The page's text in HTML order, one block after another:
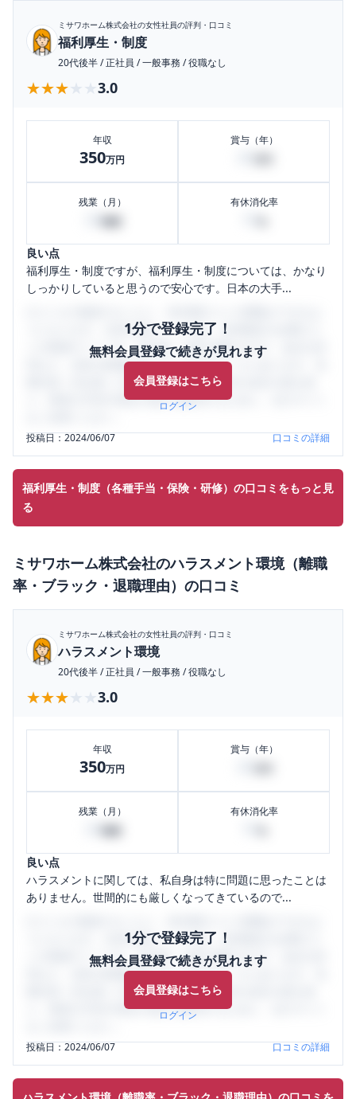
ミサワホーム株式会社の女性社員の評判・口コミ
福利厚生・制度
20代後半/正社員 /一般事務 /役職なし
★★★★★
★★★★★ 3.0
年収
350万円
賞与（年）
残業（月） 有休消化率
良い点
福利厚生・制度ですが、福利厚生・制度については、かなり
しっかりしていると思うので安心です。日本の大手...
1分で登録完了！
無料会員登録で続きが見れます
会員登録はこちら
ログイン
うになります。SHEHUB(シーハブ)は、女性限定の企業口コ
ミの投稿サイトです。給与面・女性の働きやすさ・会社の評
判など、女性の転職は気にすべき点がたくさんあります。先
輩社員（元社員）の口コミを通して、本当の会社の姿を知
り、将来の不安や現在の悩みを解消するために、ぜひサイト
投稿日：2024/06/07 口コミの詳細
福利厚生・制度（各種手当・保険・研修）の口コミをもっと見
る
ミサワホーム株式会社のハラスメント環境（離職
率・ブラック・退職理由） の口コミ
ミサワホーム株式会社の女性社員の評判・口コミ
ハラスメント環境
20代後半/正社員 /一般事務 /役職なし
★★★★★
★★★★★ 3.0
年収
350万円
賞与（年）
残業（月） 有休消化率
良い点
ハラスメントに関しては、私自身は特に問題に思ったことは
ありません。世間的にも厳しくなってきているので...
1分で登録完了！
無料会員登録で続きが見れます
会員登録はこちら
ログイン
うになります。SHEHUB(シーハブ)は、女性限定の企業口コ
ミの投稿サイトです。給与面・女性の働きやすさ・会社の評
判など、女性の転職は気にすべき点がたくさんあります。先
輩社員（元社員）の口コミを通して、本当の会社の姿を知
り、将来の不安や現在の悩みを解消するために、ぜひサイト
投稿日：2024/06/07 口コミの詳細